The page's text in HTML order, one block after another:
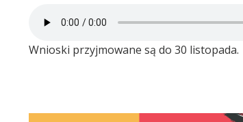
Wnioski przyjmowane są do 30 listopada.